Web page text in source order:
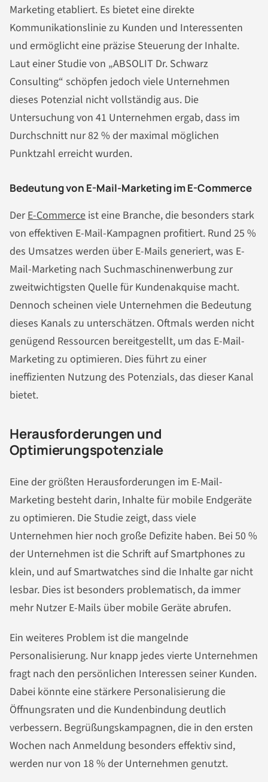
Marketing etabliert. Es bietet eine direkte
Kommunikationslinie zu Kunden und Interessenten
und ermöglicht eine präzise Steuerung der Inhalte.
Laut einer Studie von „ABSOLIT Dr. Schwarz
Consulting“ schöpfen jedoch viele Unternehmen
dieses Potenzial nicht vollständig aus. Die
Untersuchung von 41 Unternehmen ergab, dass im
Durchschnitt nur 82 % der maximal möglichen
Punktzahl erreicht wurden.
Bedeutung von E-Mail-Marketing im E-Commerce
DerE-Commerce ist eine Branche, die besonders stark
von effektiven E-Mail-Kampagnen profitiert. Rund 25 %
des Umsatzes werden über E-Mails generiert, was E-
Mail-Marketing nach Suchmaschinenwerbung zur
zweitwichtigsten Quelle für Kundenakquise macht.
Dennoch scheinen viele Unternehmen die Bedeutung
dieses Kanals zu unterschätzen. Oftmals werden nicht
genügend Ressourcen bereitgestellt, um das E-Mail-
Marketing zu optimieren. Dies führt zu einer
ineffizienten Nutzung des Potenzials, das dieser Kanal
bietet.
Herausforderungen und
Optimierungspotenziale
Eine der größten Herausforderungen im E-Mail-
Marketing besteht darin, Inhalte für mobile Endgeräte
zu optimieren. Die Studie zeigt, dass viele
Unternehmen hier noch große Defizite haben. Bei 50 %
der Unternehmen ist die Schrift auf Smartphones zu
klein, und auf Smartwatches sind die Inhalte gar nicht
lesbar. Dies ist besonders problematisch, da immer
mehr Nutzer E-Mails über mobile Geräte abrufen.
Ein weiteres Problem ist die mangelnde
Personalisierung. Nur knapp jedes vierte Unternehmen
fragt nach den persönlichen Interessen seiner Kunden.
Dabei könnte eine stärkere Personalisierung die
Öffnungsraten und die Kundenbindung deutlich
verbessern. Begrüßungskampagnen, die in den ersten
Wochen nach Anmeldung besonders effektiv sind,
werden nur von 18 % der Unternehmen genutzt.